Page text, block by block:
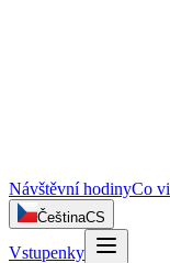
Návštěvní hodinyCo
ČeštinaCS
Vstupenky